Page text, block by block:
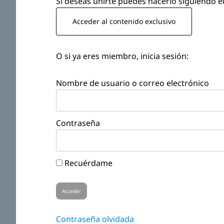
Acceder al contenido exclusivo
O si ya eres miembro, inicia sesión:
Nombre de usuario o correo electrónico
Contraseña
Recuérdame
Contraseña olvidada